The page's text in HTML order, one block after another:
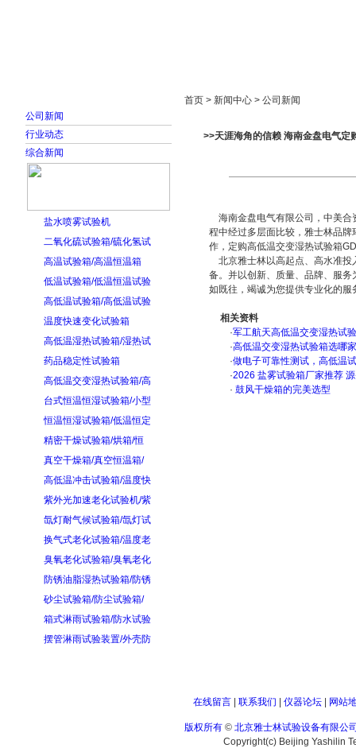
公司新闻
行业动态
综合新闻
盐水喷雾试验机
二氧化硫试验箱/硫化氢试
高温试验箱/高温恒温箱
低温试验箱/低温恒温试验
高低温试验箱/高低温试验
温度快速变化试验箱
高低温湿热试验箱/湿热试
药品稳定性试验箱
高低温交变湿热试验箱/高
台式恒温恒湿试验箱/小型
恒温恒湿试验箱/低温恒定
精密干燥试验箱/烘箱/恒
真空干燥箱/真空恒温箱/
高低温冲击试验箱/温度快
紫外光加速老化试验机/紫
氙灯耐气候试验箱/氙灯试
换气式老化试验箱/温度老
臭氧老化试验箱/臭氧老化
防锈油脂湿热试验箱/防锈
砂尘试验箱/防尘试验箱/
箱式淋雨试验箱/防水试验
摆管淋雨试验装置/外壳防
首页 > 新闻中心 > 公司新闻
>>天涯海角的信赖 海南金盘电气定
海南金盘电气有限公司，中美合
程中经过多层面比较，雅士林品
作，定购高低温交变湿热试验箱
北京雅士林以高起点、高水准投
备。并以创新、质量、品牌、服
如既往，竭诚为您提供专业化的服
相关资料
·军工航天高低温交变湿热试
·高低温交变湿热试验箱选哪
·做电子可靠性测试，高低温
·2026 盐雾试验箱厂家推荐
· 鼓风干燥箱的完美选型
在线留言| 联系我们 仪器论坛| 网站
版权所有 © 北京雅士林试验设备有限公
Copyright(c) Beijing Yashilin